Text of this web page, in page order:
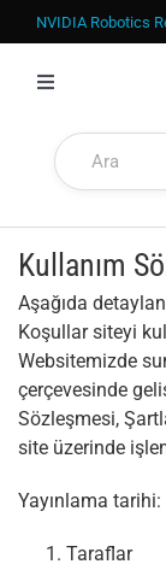
İçeriğe
geç
NVIDIA Robotics
Toggle
MAĞAZA
DGX Spark
İŞ
ÇÖZÜMLERİMİZ
Kullanım
Aşağıda
Koşullar siteyi
Websitemizde
çerçevesinde
Sözleşmesi,
site üzerinde
Yayınlama
Taraflar